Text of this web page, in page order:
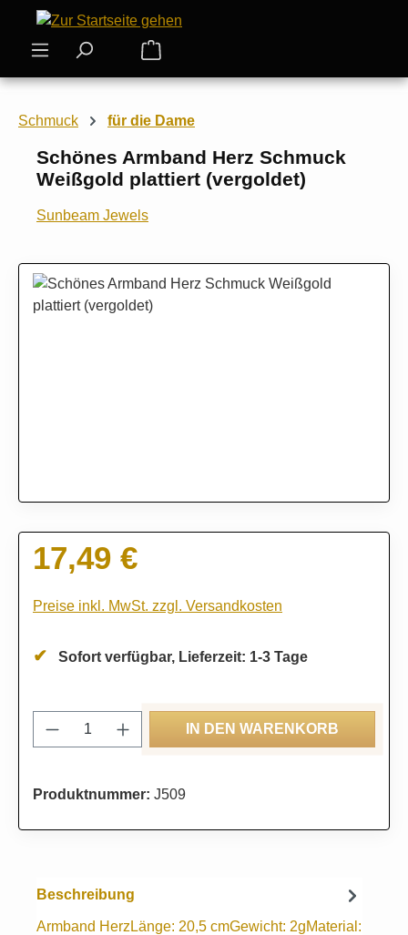
Zum Hauptinhalt springen
Warenkorb enthält 0 Positionen.
Schmuck für die Dame
Schönes Armband Herz Schmuck
Weißgold plattiert (vergoldet)
Sunbeam Jewels
Bildergalerie überspringen
Regulärer Preis:
17,49 €
Preise inkl. MwSt. zzgl. Versandkosten
Sofort verfügbar, Lieferzeit: 1-3 Tage
Produkt Anzahl: Gib den gewünschten
IN DEN WARENKORB
Produktnummer: J509
Beschreibung
Armband HerzLänge: 20,5 cmGewicht: 2gMaterial: